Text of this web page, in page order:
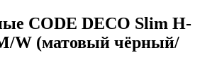
CODE DECO Slim H-
W (матовый чёрный/